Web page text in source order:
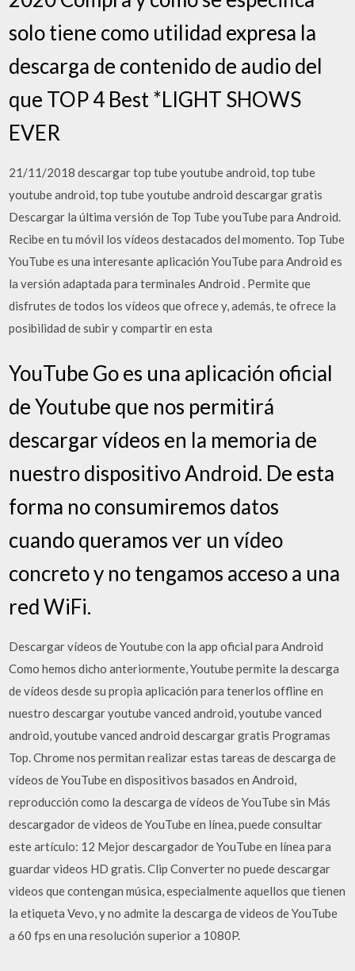
solo tiene como utilidad expresa la
descarga de contenido de audio del
que TOP 4 Best *LIGHT SHOWS
EVER
21/11/2018 descargar top tube youtube android, top tube
youtube android, top tube youtube android descargar gratis
Descargar la última versión de Top Tube youTube para Android.
Recibe en tu móvil los vídeos destacados del momento. Top Tube
YouTube es una interesante aplicación YouTube para Android es
la versión adaptada para terminales Android . Permite que
disfrutes de todos los vídeos que ofrece y, además, te ofrece la
posibilidad de subir y compartir en esta
YouTube Go es una aplicación oficial
de Youtube que nos permitirá
descargar vídeos en la memoria de
nuestro dispositivo Android. De esta
forma no consumiremos datos
cuando queramos ver un vídeo
concreto y no tengamos acceso a una
red WiFi.
Descargar vídeos de Youtube con la app oficial para Android
Como hemos dicho anteriormente, Youtube permite la descarga
de vídeos desde su propia aplicación para tenerlos offline en
nuestro descargar youtube vanced android, youtube vanced
android, youtube vanced android descargar gratis Programas
Top. Chrome nos permitan realizar estas tareas de descarga de
vídeos de YouTube en dispositivos basados en Android,
reproducción como la descarga de vídeos de YouTube sin Más
descargador de videos de YouTube en línea, puede consultar
este artículo: 12 Mejor descargador de YouTube en línea para
guardar videos HD gratis. Clip Converter no puede descargar
videos que contengan música, especialmente aquellos que tienen
la etiqueta Vevo, y no admite la descarga de videos de YouTube
a 60 fps en una resolución superior a 1080P.